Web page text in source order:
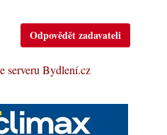
Odpovědět zadavateli
serveru Bydlení.cz